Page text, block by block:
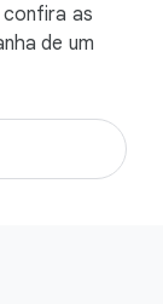
confira as
de um